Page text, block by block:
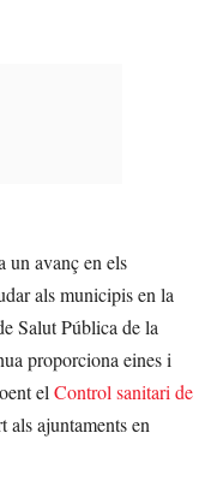
un avanç en els
als municipis en la
Salut Pública de la
proporciona eines i
el Control sanitari de
als ajuntaments en